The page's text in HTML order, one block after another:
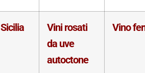
Sicilia
Vini rosati
da uve
autoctone
Vino